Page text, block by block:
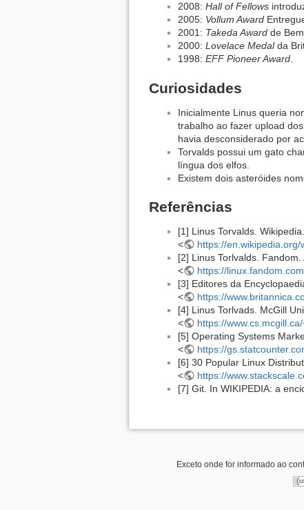
2008: Hall of Fellows
2005: Vollum Award
2001: Takeda Award de
2000: Lovelace Medalda
1998: EFF Pioneer Award
Curiosidades
Inicialmente Linus queria
trabalho ao fazer upload
havia desconsiderado por
Torvalds possui um gato
língua dos elfos.
Existem dois asteróides
Referências
[1] Linus Torvalds.
<
https://en.wikipedia.org/
[2] Linus Torlvalds.
<
https://
[3] Editores da
<
https://
[4] Linus Torlvads. McGill
<
https://
[5] Operating Systems
<
https://
[6] 30 Popular Linux
<
https://
[7] Git. In WIKIPEDIA: a
Exceto onde for informado ao